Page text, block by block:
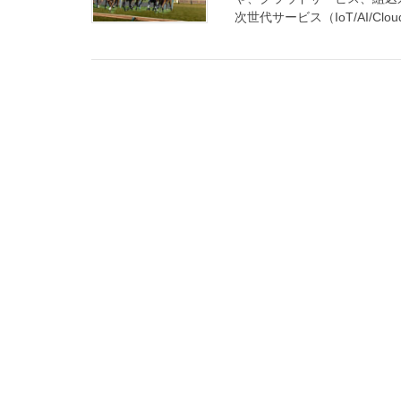
次世代サービス（IoT/AI/